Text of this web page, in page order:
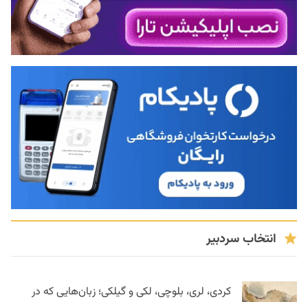
انتخاب سردبیر
کردی، لری، بلوچی، لکی و گیلکی؛ زبان‌هایی که در